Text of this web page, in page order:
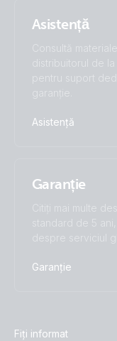
Asistență
Consultă
distribuitorul de
pentru suport
garanție.
Asistență
Garanție
Citiți mai multe
standard de 5
despre serviciul
Garanție
Fiți informat